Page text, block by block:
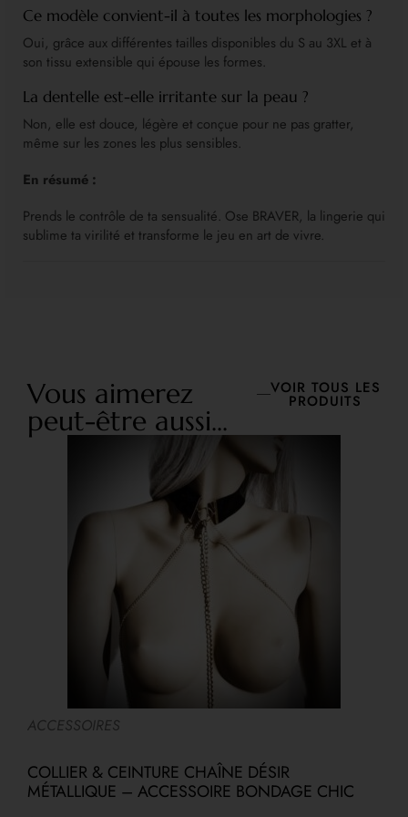
Ce modèle convient-il à toutes les morphologies ?
Oui, grâce aux différentes tailles disponibles du S au 3XL et à
son tissu extensible qui épouse les formes.
La dentelle est-elle irritante sur la peau ?
Non, elle est douce, légère et conçue pour ne pas gratter,
même sur les zones les plus sensibles.
En résumé :
Prends le contrôle de ta sensualité. Ose BRAVER, la lingerie qui
sublime ta virilité et transforme le jeu en art de vivre.
Vous aimerez
peut-être aussi...
VOIR TOUS LES
PRODUITS
ACCESSOIRES
COLLIER & CEINTURE CHAÎNE DÉSIR
MÉTALLIQUE – ACCESSOIRE BONDAGE CHIC